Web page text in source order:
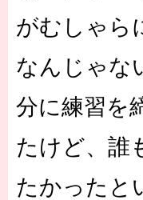
がむしゃら
なんじゃな
分に練習を
たけど、誰
たかったと